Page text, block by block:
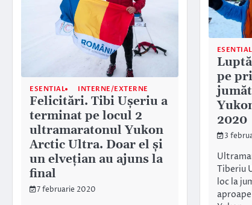
ESENTIAL INTERNE/EXTERNE
Felicitări. Tibi Ușeriu a
terminat pe locul 2
ultramaratonul Yukon
Arctic Ultra. Doar el și
un elvețian au ajuns la
final
7 februarie 2020
ESENTIAL
pe
2020
3
Tiberiu
loc la